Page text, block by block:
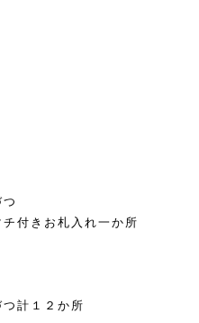
付きお札入れ一か所
計１２か所